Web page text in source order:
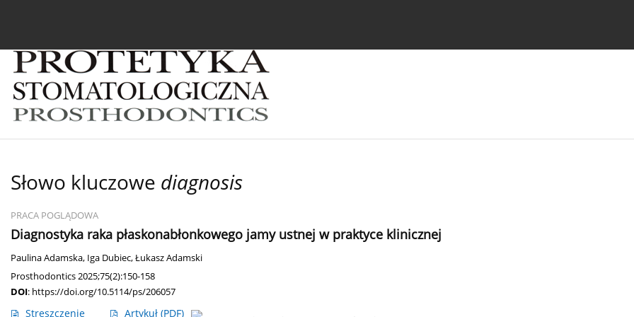
Słowo kluczowe diagnosis
PRACA POGLĄDOWA
Diagnostyka raka płaskonabłonkowego jamy ustnej w praktyce klinicznej
Paulina Adamska, Iga Dubiec,Łukasz Adamski
Prosthodontics 2025;75(2):150-158
DOI: https://doi.org/10.5114/ps/206057
Streszczenie Artykuł (PDF)